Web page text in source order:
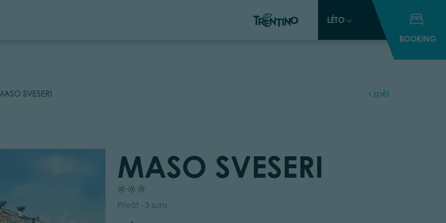
LÉTO
BOOKING
LÉTO
BOOKING
SVESERI zpět
MASO SVESERI
Privát - 3 suns